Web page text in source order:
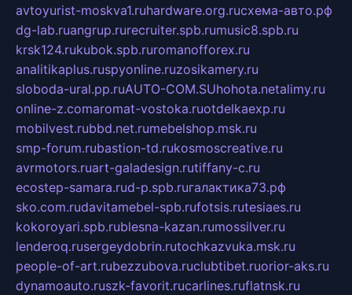
avtoyurist-moskva1.ruhardware.org.ruсхема-авто.рф
dg-lab.ruangrup.rurecruiter.spb.rumusic8.spb.ru
krsk124.rukubok.spb.ruromanofforex.ru
analitikaplus.ruspyonline.ruzosikamery.ru
sloboda-ural.pp.ruAUTO-COM.SUhohota.netalimy.ru
online-z.comaromat-vostoka.ruotdelkaexp.ru
mobilvest.rubbd.net.rumebelshop.msk.ru
smp-forum.rubastion-td.rukosmoscreative.ru
avrmotors.ruart-galadesign.rutiffany-c.ru
ecostep-samara.rud-p.spb.ruгалактика73.рф
sko.com.rudavitamebel-spb.rufotsis.rutesiaes.ru
kokoroyari.spb.rublesna-kazan.rumossilver.ru
lenderoq.rusergeydobrin.rutochkazvuka.msk.ru
people-of-art.rubezzubova.ruclubtibet.ruorior-aks.ru
dynamoauto.ruszk-favorit.rucarlines.ruflatnsk.ru